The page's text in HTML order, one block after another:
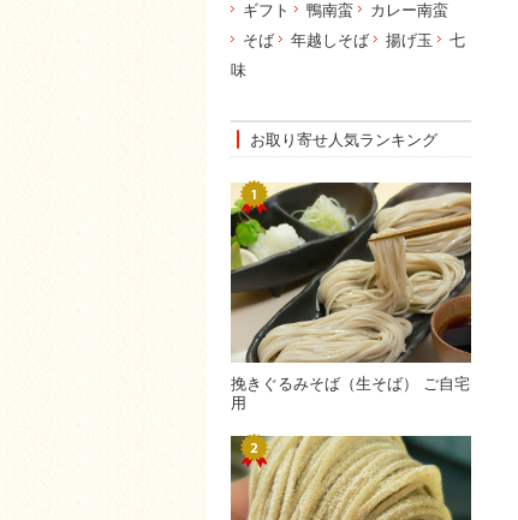
ギフト 鴨南蛮
カレー南蛮
そば
年越しそば 揚げ玉
七
味
お取り寄せ人気ランキング
挽きぐるみそば（生そば） ご自宅
用